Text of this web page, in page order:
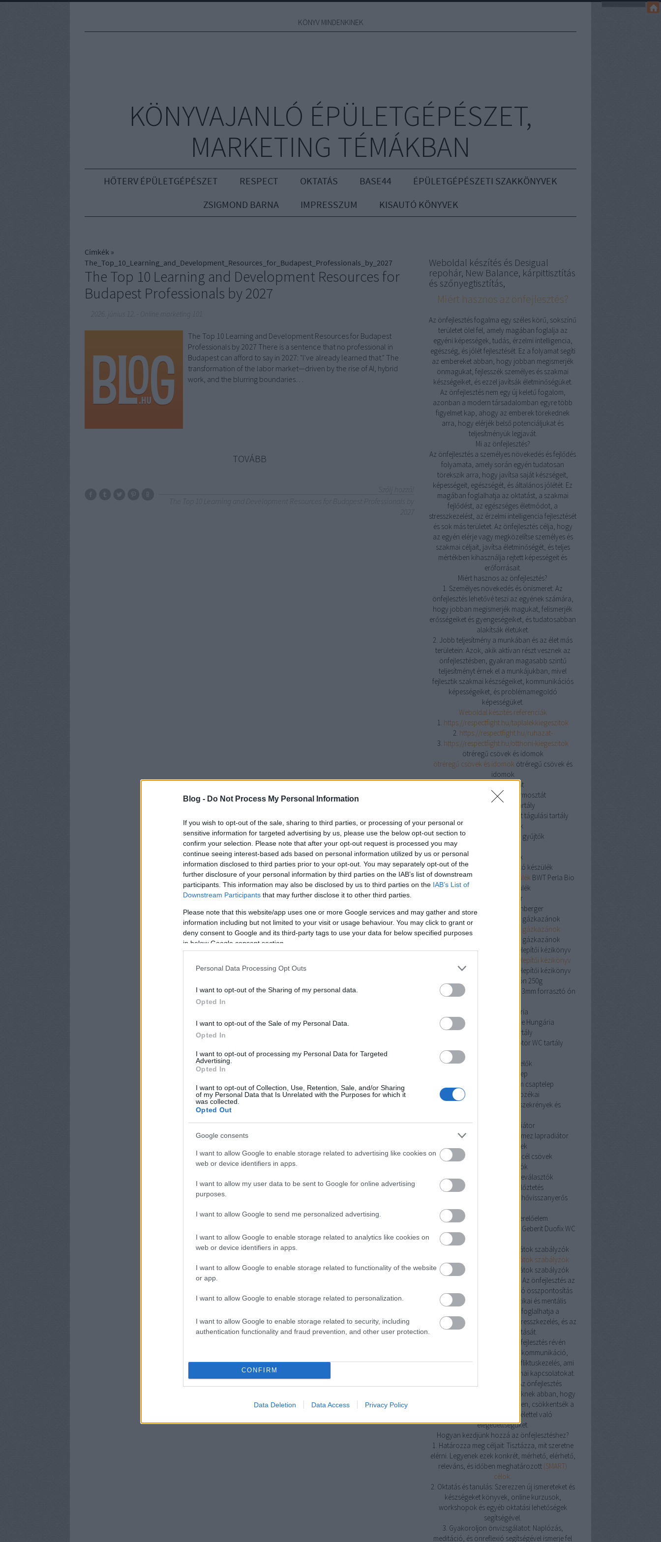
Blog - Do Not Process My Personal Information
If you wish to opt-out of the sale, sharing to third parties, or processing of your personal or
sensitive information for targeted advertising by us, please use the below opt-out section to
confirm your selection. Please note that after your opt-out request is processed you may
continue seeing interest-based ads based on personal information utilized by us or personal
information disclosed to third parties prior to your opt-out. You may separately opt-out of the
further disclosure of your personal information by third parties on the IAB’s list of downstream
participants. This information may also be disclosed by us to third parties on the IAB’s List of
Downstream Participants that may further disclose it to other third parties.
Please note that this website/app uses one or more Google services and may gather and store
information including but not limited to your visit or usage behaviour. You may click to grant or
deny consent to Google and its third-party tags to use your data for below specified purposes
in below Google consent section.
Personal Data Processing Opt Outs
I want to opt-out of the Sharing of my personal data.
Opted In
I want to opt-out of the Sale of my Personal Data.
Opted In
I want to opt-out of processing my Personal Data for Targeted
Advertising.
Opted In
I want to opt-out of Collection, Use, Retention, Sale, and/or Sharing
of my Personal Data that Is Unrelated with the Purposes for which it
was collected.
Opted Out
Google consents
I want to allow Google to enable storage related to advertising like cookies on
web or device identifiers in apps.
I want to allow my user data to be sent to Google for online advertising
purposes.
I want to allow Google to send me personalized advertising.
I want to allow Google to enable storage related to analytics like cookies on
web or device identifiers in apps.
I want to allow Google to enable storage related to functionality of the website
or app.
I want to allow Google to enable storage related to personalization.
I want to allow Google to enable storage related to security, including
authentication functionality and fraud prevention, and other user protection.
CONFIRM
Data Deletion Data Access Privacy Policy
KÖNYV MINDENKINEK
KÖNYVAJANLÓ ÉPÜLETGÉPÉSZET,
MARKETING TÉMÁKBAN
HŐTERV ÉPÜLETGÉPÉSZET RESPECT OKTATÁS BASE44
ÉPÜLETGÉPÉSZETI SZAKKÖNYVEK
ZSIGMOND BARNA
IMPRESSZUM KISAUTÓ KÖNYVEK
Címkék »
The_Top_10_Learning_and_Development_Resources_for_Budapest_Professionals_by_2027
The Top 10 Learning and Development Resources for
Budapest Professionals by 2027
The Top 10 Learning and Development Resources for Budapest
Professionals by 2027 There is a sentence that no professional in
Budapest can afford to say in 2027: "I’ve already learned that." The
transformation of the labor market—driven by the rise of AI, hybrid
work, and the blurring boundaries…
TOVÁBB
Weboldal készítés és Desigual
repohár, New Balance, kárpittisztítás
és szőnyegtisztítás,
Miért hasznos az önfejlesztés?
Az önfejlesztés fogalma egy széles körű, sokszínű
területet ölel fel, amely magában foglalja az
egyéni képességek, tudás, érzelmi intelligencia,
egészség, és jólét fejlesztését. Ez a folyamat segíti
az embereket abban, hogy jobban megismerjék
önmagukat, fejlesszék személyes és szakmai
készségeiket, és ezzel javítsák életminőségüket.
Az önfejlesztés nem egy új keletű fogalom,
azonban a modern társadalomban egyre több
figyelmet kap, ahogy az emberek törekednek
arra, hogy elérjék belső potenciáljukat és
teljesítményük legjavát.
Mi az önfejlesztés?
Az önfejlesztés a személyes növekedés és fejlődés
folyamata, amely során egyén tudatosan
törekszik arra, hogy javítsa saját készségeit,
képességeit, egészségét, és általános jólétét. Ez
magában foglalhatja az oktatást, a szakmai
fejlődést, az egészséges életmódot, a
stresszkezelést, az érzelmi intelligencia fejlesztését
és sok más területet. Az önfejlesztés célja, hogy
az egyén elérje vagy megközelítse személyes és
szakmai céljait, javítsa életminőségét, és teljes
mértékben kihasználja rejtett képességeit és
erőforrásait.
Miért hasznos az önfejlesztés?
1. Személyes növekedés és önismeret: Az
önfejlesztés lehetővé teszi az egyének számára,
hogy jobban megismerjék magukat, felismerjék
erősségeiket és gyengeségeiket, és tudatosabban
alakítsák életüket.
2. Jobb teljesítmény a munkában és az élet más
területein: Azok, akik aktívan részt vesznek az
önfejlesztésben, gyakran magasabb szintű
teljesítményt érnek el a munkájukban, mivel
fejlesztik szakmai készségeiket, kommunikációs
képességeiket, és problémamegoldó
képességüket.
Weboldal készítés referenciák
1. https://respectfight.hu/taplalekkiegeszitok
2. https://respectfight.hu/ruhazat-
3. https://respectfight.hu/otthoni-kiegeszitok
ötréregű csövek és idomok
ötréregű csövek és idomok ötréregű csövek és
idomok
csőtermosztát
csőtermosztátcsőtermosztát
nyitott tágulási tartály
nyitott tágulási tartály
osztó gyűjtők
osztó gyűjtők
osztó gyűjtők
knipex
BWT Perla Bio vízlágyító készülék
BWT Perla Bio vízlágyító készülék BWT Perla Bio
vízlágyító készülék
rothenberger
rothenberger
rothenberger
Viessmann kondenzációs gázkazánok
Viessmann kondenzációs gázkazánok
Viessmann kondenzációs gázkazánok
Ariston Clas One System 24 telepítői kézikönyv
Ariston Clas One System 24 telepítői kézikönyv
Ariston Clas One System 24 telepítői kézikönyv
cin 3mm forrasztó ón 250g
cin 3mm forrasztó ón 250g
cin 3mm forrasztó ón
Pipelife Hungária
Pipelife Hungária
Pipelife Hungária
dömötör WC tartály
dömötör WC tartály
érzékelők
Mofem csaptelep
Mofem csaptelep
szekrények és tartozékai
szekrények és
acéllemez lapradiátor
acéllemez lapradiátor
acéllemez lapradiátor
szénacél csövek
szénacél csövek
szénacél csövek
iszapleválasztók
iszapleválasztók
iszapleválasztók
hővisszanyerős szellőztetés
hővisszanyerős
Geberit Duofix WC szerelőelem
Geberit Duofix WC
Honeywell helyiségtermosztátok szabályzók
Honeywell helyiségtermosztátok szabályzók
Honeywell helyiségtermosztátok szabályzók
3. Pozitív hatás az egészségre: Az önfejlesztés az
egészségesebb életmódra való összpontosítás
révén javíthatja az egyén fizikai és mentális
egészségét. Ez magában foglalhatja a
táplálkozás, a testmozgás, a stresszkezelés, és az
alvásminőség javítását.
4. Jobb kapcsolatok: Az önfejlesztés révén
javulhat az emberek közötti kommunikáció,
empatikus képességek, és konfliktuskezelés, ami
erősítheti a személyes és szakmai kapcsolatokat.
5. Tudatosság és jelenlét: Az önfejlesztés
gyakorlása segíthet az embereknek abban, hogy
tudatosabban éljenek a jelenben, csökkentsék a
stresszt és növeljék az élettel való
elégedettségüket.
Hogyan kezdjünk hozzá az önfejlesztéshez?
1. Határozza meg céljait: Tisztázza, mit szeretne
elérni. Legyenek ezek konkrét, mérhető, elérhető,
releváns, és időben meghatározott (SMART)
célok.
2. Oktatás és tanulás: Szerezzen új ismereteket és
készségeket könyvek, online kurzusok,
workshopok és egyéb oktatási lehetőségek
segítségével.
3. Gyakoroljon önvizsgálatot: Naplózás,
meditáció, és önreflexió segítségével ismerje fel